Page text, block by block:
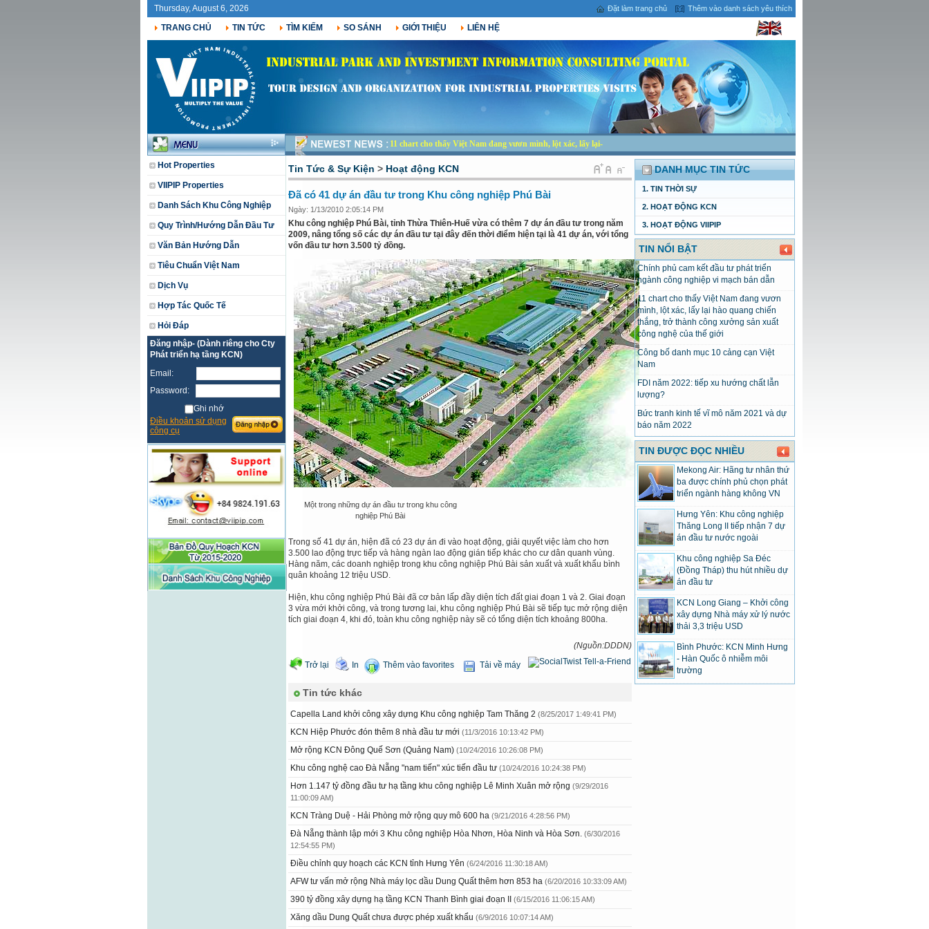
Thursday, August 6, 2026 Đặt làm trang chủ Thêm vào danh sách yêu thích
TRANG CHỦ TIN TỨC TÌM KIẾM SO SÁNH GIỚI THIỆU LIÊN HỆ
Hot Properties
VIIPIP Properties
Danh Sách Khu Công Nghiệp
Quy Trình/Hướng Dẫn Đầu Tư
Văn Bản Hướng Dẫn
Tiêu Chuẩn Việt Nam
Dịch Vụ
Hợp Tác Quốc Tế
Hỏi Đáp
Đăng nhập- (Dành riêng cho Cty
Phát triển hạ tầng KCN)
Email:
Password:
Ghi nhớ
Điều khoản sử dụng
công cụ
11 chart cho thấy Việt Nam đang vươn mình, lột xác, lấy lại hào_
Tin Tức & Sự Kiện > Hoạt động KCN
Đã có 41 dự án đầu tư trong Khu công nghiệp Phú Bài
Ngày: 1/13/2010 2:05:14 PM
Khu công nghiệp Phú Bài, tỉnh Thừa Thiên-Huế vừa có thêm 7 dự án đầu tư trong năm
2009, nâng tổng số các dự án đầu tư tại đây đến thời điểm hiện tại là 41 dự án, với tổng
vốn đầu tư hơn 3.500 tỷ đồng.
Một trong những dự án đầu tư trong khu công
nghiệp Phú Bài
Trong số 41 dự án, hiện đã có 23 dự án đi vào hoạt động, giải quyết việc làm cho hơn
3.500 lao động trực tiếp và hàng ngàn lao động gián tiếp khác cho cư dân quanh vùng.
Hàng năm, các doanh nghiệp trong khu công nghiệp Phú Bài sản xuất và xuất khẩu bình
quân khoảng 12 triệu USD.
Hiện, khu công nghiệp Phú Bài đã cơ bản lấp đầy diện tích đất giai đoạn 1 và 2. Giai đoạn
3 vừa mới khởi công, và trong tương lai, khu công nghiệp Phú Bài sẽ tiếp tục mở rộng diện
tích giai đoạn 4, khi đó, toàn khu công nghiệp này sẽ có tổng diện tích khoảng 800ha.
(Nguồn:DDDN)
Trở lại
In Thêm vào favorites Tải về máy
Tin tức khác
Capella Land khởi công xây dựng Khu công nghiệp Tam Thăng 2 (8/25/2017 1:49:41 PM)
KCN Hiệp Phước đón thêm 8 nhà đầu tư mới (11/3/2016 10:13:42 PM)
Mở rộng KCN Đông Quế Sơn (Quảng Nam) (10/24/2016 10:26:08 PM)
Khu công nghệ cao Đà Nẵng "nam tiến" xúc tiến đầu tư (10/24/2016 10:24:38 PM)
Hơn 1.147 tỷ đồng đầu tư hạ tầng khu công nghiệp Lê Minh Xuân mở rộng (9/29/2016
11:00:09 AM)
KCN Tràng Duệ - Hải Phòng mở rộng quy mô 600 ha (9/21/2016 4:28:56 PM)
Đà Nẵng thành lập mới 3 Khu công nghiệp Hòa Nhơn, Hòa Ninh và Hòa Sơn. (6/30/2016
12:54:55 PM)
Điều chỉnh quy hoạch các KCN tỉnh Hưng Yên (6/24/2016 11:30:18 AM)
AFW tư vấn mở rộng Nhà máy lọc dầu Dung Quất thêm hơn 853 ha (6/20/2016 10:33:09 AM)
390 tỷ đồng xây dựng hạ tầng KCN Thanh Bình giai đoạn II (6/15/2016 11:06:15 AM)
Xăng dầu Dung Quất chưa được phép xuất khẩu (6/9/2016 10:07:14 AM)
DANH MỤC TIN TỨC
1. TIN THỜI SỰ
2. HOẠT ĐỘNG KCN
3. HOẠT ĐỘNG VIIPIP
TIN NỔI BẬT
Chính phủ cam kết đầu tư phát triển
ngành công nghiệp vi mạch bán dẫn
11 chart cho thấy Việt Nam đang vươn
mình, lột xác, lấy lại hào quang chiến
thắng, trở thành công xưởng sản xuất
công nghệ của thế giới
Công bố danh mục 10 cảng cạn Việt
Nam
FDI năm 2022: tiếp xu hướng chất lẫn
lượng?
Bức tranh kinh tế vĩ mô năm 2021 và dự
báo năm 2022
TIN ĐƯỢC ĐỌC NHIỀU
Mekong Air: Hãng tư nhân thứ
ba được chính phủ chọn phát
triển ngành hàng không VN
Hưng Yên: Khu công nghiệp
Thăng Long II tiếp nhận 7 dự
án đầu tư nước ngoài
Khu công nghiệp Sa Đéc
(Đồng Tháp) thu hút nhiều dự
án đầu tư
KCN Long Giang – Khởi công
xây dựng Nhà máy xử lý nước
thải 3,3 triệu USD
Bình Phước: KCN Minh Hưng
- Hàn Quốc ô nhiễm môi
trường